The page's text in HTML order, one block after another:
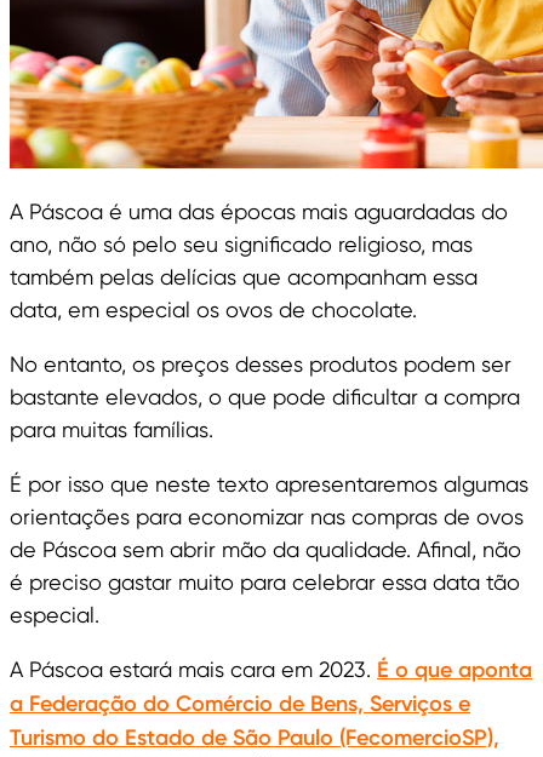
A Páscoa é uma das épocas mais aguardadas do
ano, não só pelo seu significado religioso, mas
também pelas delícias que acompanham essa
data, em especial os ovos de chocolate.
No entanto, os preços desses produtos podem ser
bastante elevados, o que pode dificultar a compra
para muitas famílias.
É por isso que neste texto apresentaremos algumas
orientações para economizar nas compras de ovos
de Páscoa sem abrir mão da qualidade. Afinal, não
é preciso gastar muito para celebrar essa data tão
especial.
A Páscoa estará mais cara em 2023. É o que aponta
a Federação do Comércio de Bens, Serviços e
Turismo do Estado de São Paulo (FecomercioSP),